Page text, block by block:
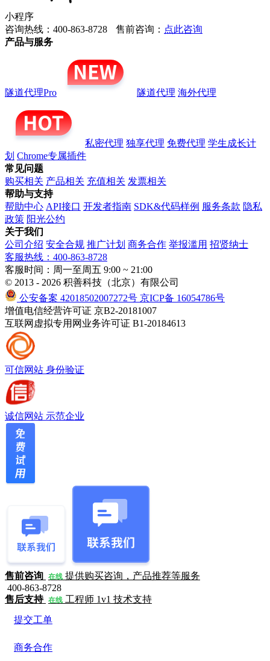
小程序
咨询热线：400-863-8728
售前咨询： 点此咨询
产品与服务
隧道代理Pro 隧道代理 海外代理
私密代理 独享代理 免费代理 学生成长计
划 Chrome专属插件
常见问题
购买相关 产品相关 充值相关 发票相关
帮助与支持
帮助中心 API接口 开发者指南 SDK&代码样例 服务条款 隐私
政策 阳光公约
关于我们
公司介绍 安全合规 推广计划 商务合作 举报滥用 招贤纳士
客服热线：400-863-8728
客服时间：周一至周五 9:00 ~ 21:00
© 2013 - 2026 积善科技（北京）有限公司
公安备案 42018502007272号 京ICP备 16054786号
增值电信经营许可证 京B2-20181007
互联网虚拟专用网业务许可证 B1-20184613
可信网站 身份验证
诚信网站 示范企业
售前咨询 在线 提供购买咨询，产品推荐等服务
400-863-8728
售后支持 在线 工程师 1v1 技术支持
提交工单
商务合作